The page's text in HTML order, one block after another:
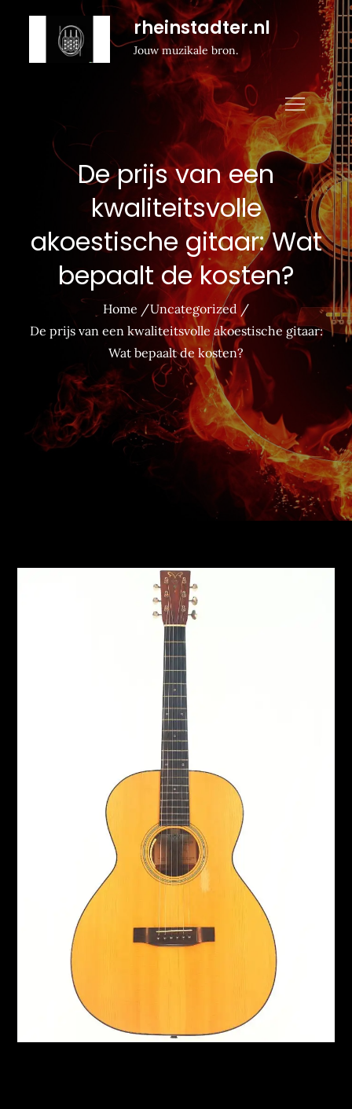
rheinstadter.nl
Jouw muzikale bron.
De prijs van een
kwaliteitsvolle
akoestische gitaar: Wat
bepaalt de kosten?
Home
Uncategorized
De prijs van een kwaliteitsvolle akoestische gitaar:
Wat bepaalt de kosten?